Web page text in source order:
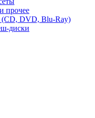
прочее
(CD, DVD, Blu-Ray)
диски